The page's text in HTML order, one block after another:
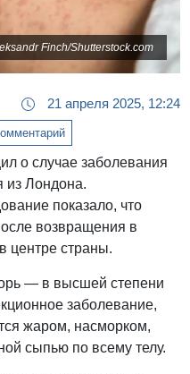
Finch/Shutterstock.com
21 апреля 2025, 12:24
о случае заболевания
из Лондона.
показало, что
возвращения в
центре страны.
— в высшей степени
заболевание,
жаром, насморком,
сыпью по всему телу.